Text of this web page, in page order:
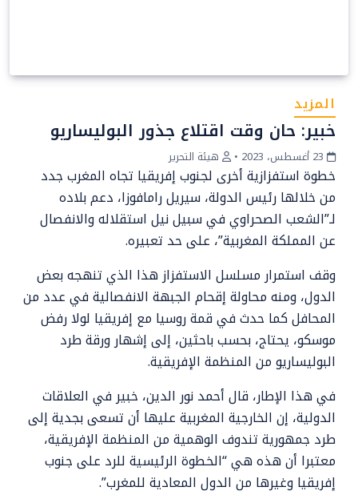
المزيد
خبير: حان وقت اقتلاع جذور البوليساريو
• هيئة التحرير
خطوة استفزازية أخرى لجنوب إفريقيا تجاه المغرب جدد
من خلالها رئيس الدولة، سيريل رامافوزا، دعم بلاده
لـ”الشعب الصحراوي في سبيل نيل استقلاله والانفصال
عن المملكة المغربية”، على حد تعبيره.
وقف استمرار مسلسل الاستفزاز هذا الذي تنهجه بعض
الدول، ومنه محاولة إقحام الجبهة الانفصالية في عدد من
المحافل كما حدث في قمة روسيا مع إفريقيا لولا رفض
موسكو، يحتاج، بحسب باحثين، إلى إشهار ورقة طرد
البوليساريو من المنظمة الإفريقية.
في هذا الإطار، قال أحمد نور الدين، خبير في العلاقات
الدولية، إن الخارجية المغربية عليها أن تسعى بجدية إلى
طرد جمهورية تندوف الوهمية من المنظمة الإفريقية،
معتبرا أن هذه هي “الخطوة الرئيسية للرد على جنوب
إفريقيا وغيرها من الدول المعادية للمغرب”.